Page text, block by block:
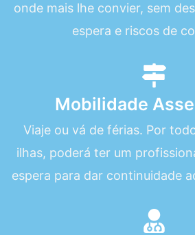
onde mais lhe convier, sem
espera e riscos de
Mobilidade
Viaje ou vá de férias. Por
ilhas, poderá ter um
espera para dar continuidade